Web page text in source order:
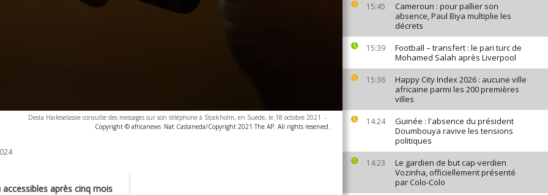
15:45
Cameroun : pour pallier son
absence, Paul Biya multiplie les
décrets
15:39
Football – transfert : le pari turc de
Mohamed Salah après Liverpool
15:36
Happy City Index 2026 : aucune ville
africaine parmi les 200 premières
villes
14:24
Guinée : l'absence du président
Doumbouya ravive les tensions
politiques
14:23
Le gardien de but cap-verdien
Vozinha, officiellement présenté
par Colo-Colo
Desta Haileselassie consulte des messages sur son téléphone à Stockholm, en Suède, le 18 octobre 2021 -
Copyright © africanews Nat Castaneda/Copyright 2021 The AP. All rights reserved.
après cinq mois